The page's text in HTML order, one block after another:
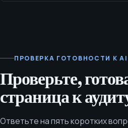
ПРОВЕРКА ГОТОВНОСТИ К AI
Проверьте,
страница к
Ответьте на пять коротких